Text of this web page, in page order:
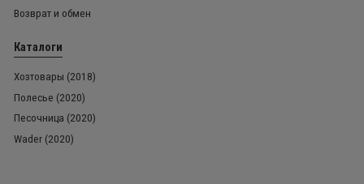
Возврат и обмен
Каталоги
Хозтовары (2018)
Полесье (2020)
Песочница (2020)
Wader (2020)